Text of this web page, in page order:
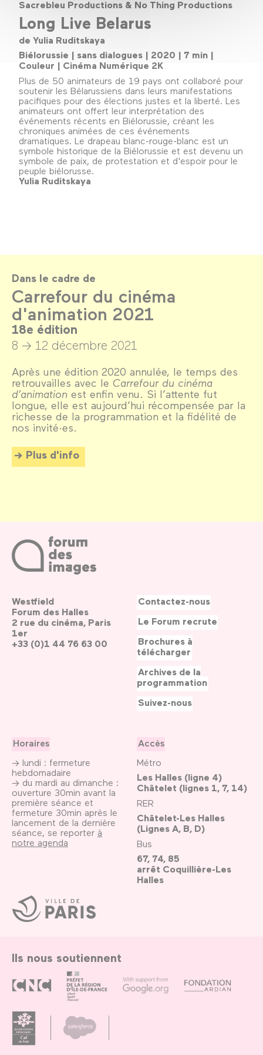
Sacrebleu Productions & No Thing Productions
Long Live Belarus
de Yulia Ruditskaya
Biélorussie | sans dialogues | 2020 | 7 min |
Couleur | Cinéma Numérique 2K
Plus de 50 animateurs de 19 pays ont collaboré pour
soutenir les Bélarussiens dans leurs manifestations
pacifiques pour des élections justes et la liberté. Les
animateurs ont offert leur interprétation des
événements récents en Biélorussie, créant les
chroniques animées de ces événements
dramatiques. Le drapeau blanc-rouge-blanc est un
symbole historique de la Biélorussie et est devenu un
symbole de paix, de protestation et d'espoir pour le
peuple biélorusse.
Yulia Ruditskaya
Dans le cadre de
Carrefour du cinéma
d'animation 2021
18e édition
8 → 12 décembre 2021
Après une édition 2020 annulée, le temps des
retrouvailles avec le Carrefour du cinéma
d’animation est enfin venu. Si l’attente fut
longue, elle est aujourd’hui récompensée par la
richesse de la programmation et la fidélité de
nos invité·es.
Plus d'info
Ville
de
Paris
Westfield
Forum des Halles
2 rue du cinéma, Paris
1er
+33 (0)1 44 76 63 00
Horaires
→ lundi : fermeture
hebdomadaire
→ du mardi au dimanche :
ouverture 30min avant la
première séance et
fermeture 30min après le
lancement de la dernière
séance, se reporter à
notre agenda
Accès
Métro
Les Halles (ligne 4)
Châtelet (lignes 1, 7, 14)
RER
Châtelet-Les Halles
(Lignes A, B, D)
Bus
67, 74, 85
arrêt Coquillière-Les
Halles
Contactez-nous
Le Forum recrute
Brochures à
télécharger
Archives de la
programmation
Suivez-nous
Ils nous soutiennent